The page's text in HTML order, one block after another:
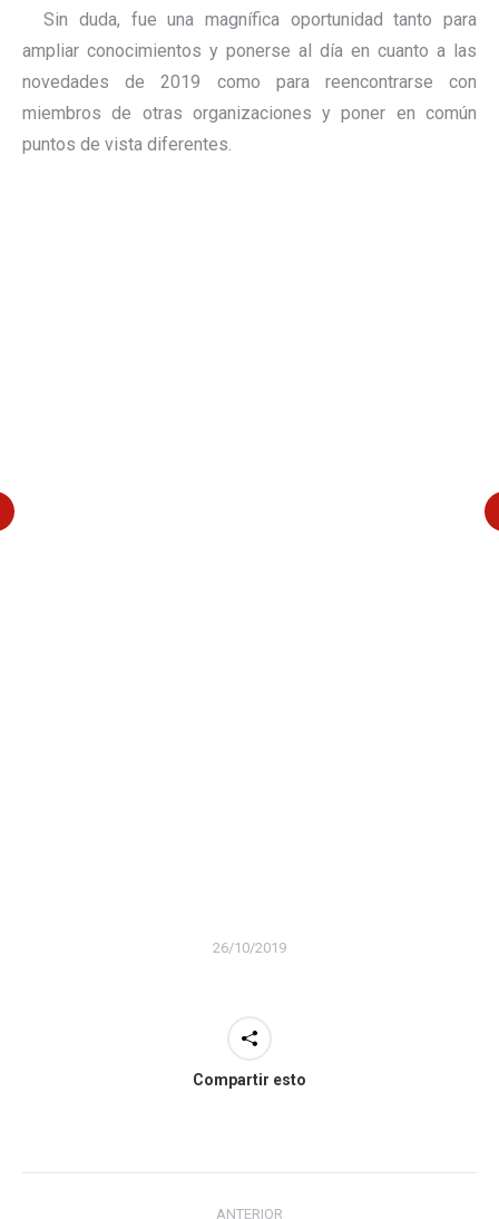
Sin duda, fue una magnífica oportunidad tanto para
ampliar conocimientos y ponerse al día en cuanto a las
novedades de 2019 como para reencontrarse con
miembros de otras organizaciones y poner en común
puntos de vista diferentes.
26/10/2019
Compartir esto
ANTERIOR